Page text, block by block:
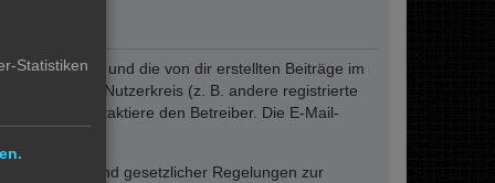
Profils und die von dir erstellten Beiträge im
Nutzerkreis (z. B. andere registrierte
oder kontaktiere den Betreiber. Die E-Mail-
er auf Grund gesetzlicher Regelungen zur
Statistiken